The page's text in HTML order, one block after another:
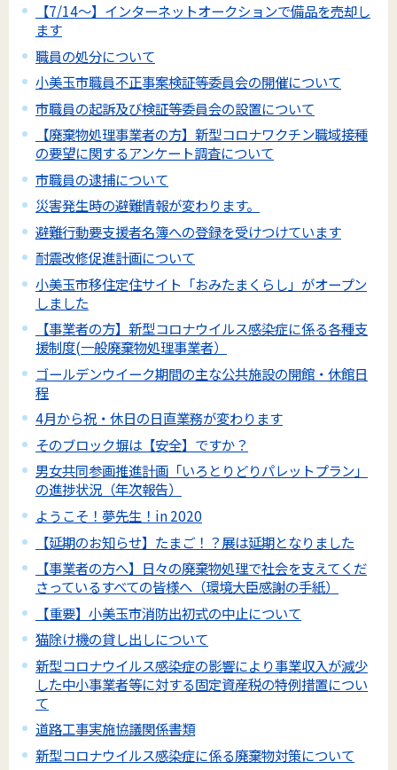
【7/14～】インターネットオークションで備品を売却し
ます
職員の処分について
小美玉市職員不正事案検証等委員会の開催について
市職員の起訴及び検証等委員会の設置について
【廃棄物処理事業者の方】新型コロナワクチン職域接種
の要望に関するアンケート調査について
市職員の逮捕について
災害発生時の避難情報が変わります。
避難行動要支援者名簿への登録を受けつけています
耐震改修促進計画について
小美玉市移住定住サイト「おみたまくらし」がオープン
しました
【事業者の方】新型コロナウイルス感染症に係る各種支
援制度(一般廃棄物処理事業者）
ゴールデンウイーク期間の主な公共施設の開館・休館日
程
4月から祝・休日の日直業務が変わります
そのブロック塀は【安全】ですか？
男女共同参画推進計画「いろとりどりパレットプラン」
の進捗状況（年次報告）
ようこそ！夢先生！in 2020
【延期のお知らせ】たまご！？展は延期となりました
【事業者の方へ】日々の廃棄物処理で社会を支えてくだ
さっているすべての皆様へ（環境大臣感謝の手紙）
【重要】小美玉市消防出初式の中止について
猫除け機の貸し出しについて
新型コロナウイルス感染症の影響により事業収入が減少
した中小事業者等に対する固定資産税の特例措置につい
て
道路工事実施協議関係書類
新型コロナウイルス感染症に係る廃棄物対策について